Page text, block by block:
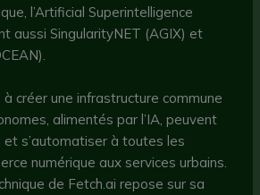
l’Artificial Superintelligence
aussi SingularityNET (AGIX) et
créer une infrastructure commune
alimentés par l’IA, peuvent
et s’automatiser à toutes les
numérique aux services urbains.
de Fetch.ai repose sur sa